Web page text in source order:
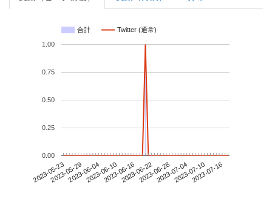
合計 Twitter (通常)
2023-05-232023-05-292023-06-042023-06-102023-06-162023-06-222023-06-282023-07-042023-07-102023-07-16
0.00
0.25
0.50
0.75
1.00